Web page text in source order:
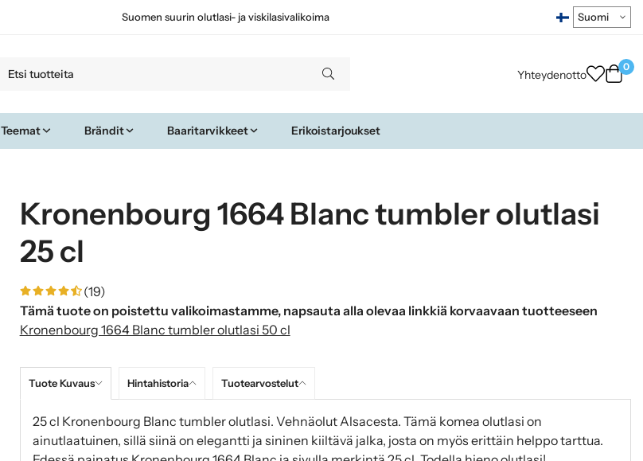
Suomen suurin olutlasi- ja viskilasivalikoima
Yhteydenotto
0
Teemat Brändit Baaritarvikkeet Erikoistarjoukset
Kronenbourg 1664 Blanc tumbler olutlasi
25 cl
(19)
Tämä tuote on poistettu valikoimastamme, napsauta alla olevaa linkkiä korvaavaan tuotteeseen
Kronenbourg 1664 Blanc tumbler olutlasi 50 cl
Tuote Kuvaus Hintahistoria Tuotearvostelut
25 cl Kronenbourg Blanc tumbler olutlasi. Vehnäolut Alsacesta. Tämä komea olutlasi on
ainutlaatuinen, sillä siinä on elegantti ja sininen kiiltävä jalka, josta on myös erittäin helppo tarttua.